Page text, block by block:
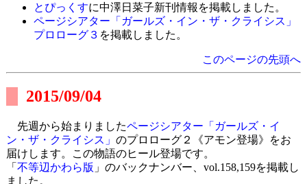
とぴっくすに中澤日菜子新刊情報を掲載しました。
ページシアター「ガールズ・イン・ザ・クライシス」
プロローグ３ を掲載しました。
このページの先頭へ
2015/09/04
先週から始まりましたページシアター「ガールズ・イ
ン・ザ・クライシス」 のプロローグ２《アモン登場》をお
届けします。この物語のヒール登場です。
「 不等辺かわら版 」のバックナンバー、vol.158,159を掲載し
ました。